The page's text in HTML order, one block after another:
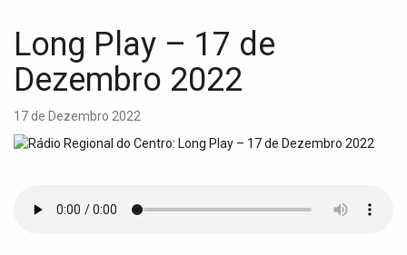
i
Long Play – 17 de
Dezembro 2022
17 de Dezembro 2022